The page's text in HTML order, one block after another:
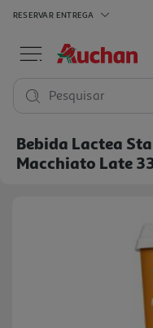
RESERVAR ENTREGA
Pesquisar
Bebida Lactea
Macchiato Late